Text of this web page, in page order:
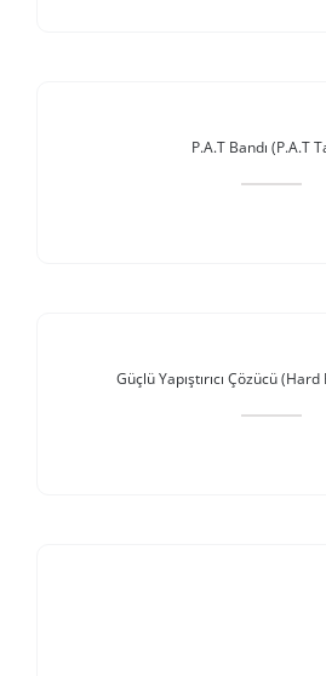
P.A.T Bandı (P.A.T
Güçlü Yapıştırıcı Çözücü